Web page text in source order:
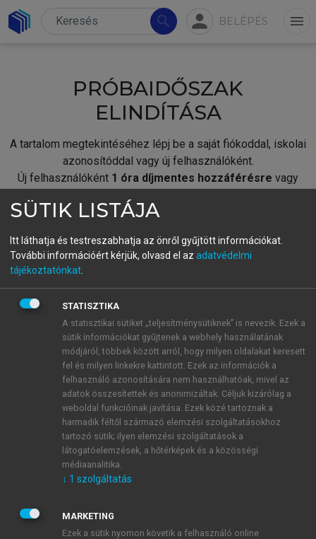
search person BELÉPÉS menu
PRÓBAIDŐSZAK
ELINDÍTÁSA
A tartalom megtekintéséhez lépj be a saját fiókoddal, iskolai
azonosítóddal vagy új felhasználóként.
Új felhasználóként 1 óra díjmentes hozzáférésre vagy
fiókoddal,vagy hozz létre új fiókot.
A regisztráció után apróbaidőszakautomatikusan
BELÉPÉS SAJÁT FIÓKKAL
ÚJ FIÓK LÉTREHOZÁSA
1 óra díjmentes hozzáférés
E-MAIL-CÍM
JELSZÓ
SÜTIK LISTÁJA
Itt láthatja és testreszabhatja az önről gyűjtött információkat.
További információért kérjük, olvasd el az adatvédelmi
tájékoztatónkat
STATISZTIKA
A statisztikai sütiket „teljesítménysütiknek” is nevezik. Ezek a
sütik információkat gyűjtenek a webhely használatának
módjáról, többek között arról, hogy milyen oldalakat keresett
fel és milyen linkekre kattintott. Ezek az információk a
felhasználó azonosítására nem használhatóak, mivel az
adatok összesítettek és anonimizáltak. Céljuk kizárólag a
weboldal funkcióinak javítása. Ezek közé tartoznak a
harmadik féltől származó elemzési szolgáltatásokhoz
tartozó sütik; ilyen elemzési szolgáltatások a
látogatóelemzések, a hőtérképek és a közösségi
médiaanalitika.
↓ 1 szolgáltatás
MARKETING
Ezek a sütik nyomon követik a felhasználó online